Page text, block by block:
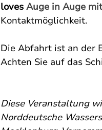
loves Auge in Auge
Kontaktmöglichkeit.
Die Abfahrt ist an der
Achten Sie auf das
Diese Veranstaltung
Norddeutsche